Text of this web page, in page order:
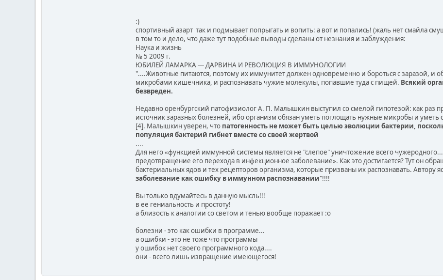
:)
спортивный азарт так и подмывает попрыгать и вопить: а вот и попались! (жаль нет смайла
в том то и дело, что даже тут подобные выводы сделаны от незнания и заблуждения:
Наука и жизнь
№ 5 2009 г.
ЮБИЛЕЙ ЛАМАРКА — ДАРВИНА И РЕВОЛЮЦИЯ В ИММУНОЛОГИИ
"....Животные питаются, поэтому их иммунитет должен одновременно и бороться с заразой, и
микробами кишечника, и распознавать чужие молекулы, попавшие туда с пищей. Всякий
безвреден.
Недавно оренбургский патофизиолог А. П. Малышкин выступил со смелой гипотезой: как раз
источник заразных болезней, ибо организм обязан уметь поглощать нужные микробы и уметь
[4]. Малышкин уверен, что патогенность не может быть целью эволюции бактерии,
популяция бактерий гибнет вместе со своей жертвой
....
Для него «функцией иммунной системы является не "слепое" уничтожение всего
предотвращение его перехода в инфекционное заболевание». Как это достигается? Тут он
бактериальных ядов и тех рецепторов организма, которые призваны их распознавать. Автору
заболевание как ошибку в иммунном распознавании"!!!!
Вы только вдумайтесь в данную мысль!!!
в ее гениальность и простоту!
а близость к аналогии со светом и тенью вообще поражает :o
болезни - это как ошибки в программе...
а ошибки - это не тоже что программы
у ошибок нет своего программного кода....
они - всего лишь извращение имеющегося!